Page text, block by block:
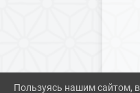
Пользуясь нашим сайтом,